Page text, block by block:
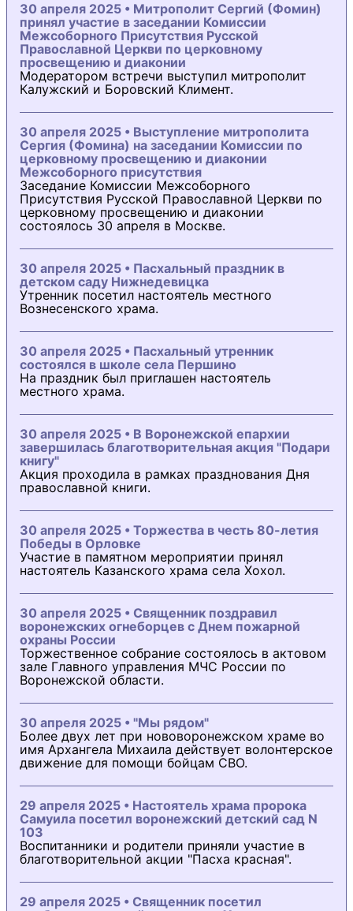
30 апреля 2025 • Митрополит Сергий (Фомин)
принял участие в заседании Комиссии
Межсоборного Присутствия Русской
Православной Церкви по церковному
просвещению и диаконии
Модератором встречи выступил митрополит
Калужский и Боровский Климент.
30 апреля 2025 • Выступление митрополита
Сергия (Фомина) на заседании Комиссии по
церковному просвещению и диаконии
Межсоборного присутствия
Заседание Комиссии Межсоборного
Присутствия Русской Православной Церкви по
церковному просвещению и диаконии
состоялось 30 апреля в Москве.
30 апреля 2025 • Пасхальный праздник в
детском саду Нижнедевицка
Утренник посетил настоятель местного
Вознесенского храма.
30 апреля 2025 • Пасхальный утренник
состоялся в школе села Першино
На праздник был приглашен настоятель
местного храма.
30 апреля 2025 • В Воронежской епархии
завершилась благотворительная акция "Подари
книгу"
Акция проходила в рамках празднования Дня
православной книги.
30 апреля 2025 • Торжества в честь 80-летия
Победы в Орловке
Участие в памятном мероприятии принял
настоятель Казанского храма села Хохол.
30 апреля 2025 • Священник поздравил
воронежских огнеборцев с Днем пожарной
охраны России
Торжественное собрание состоялось в актовом
зале Главного управления МЧС России по
Воронежской области.
30 апреля 2025 • "Мы рядом"
Более двух лет при нововоронежском храме во
имя Архангела Михаила действует волонтерское
движение для помощи бойцам СВО.
29 апреля 2025 • Настоятель храма пророка
Самуила посетил воронежский детский сад N
103
Воспитанники и родители приняли участие в
благотворительной акции "Пасха красная".
29 апреля 2025 • Священник посетил